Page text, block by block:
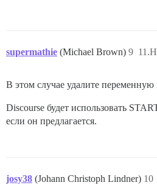
supermathie (Michael Brown) 9
В этом случае удалите переменную
Discourse будет использовать
если он предлагается.
josy38 (Johann Christoph Lindner) 10